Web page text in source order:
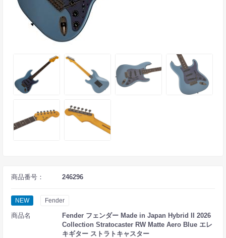
商品番号： 246296
NEW Fender
商品名
Fender フェンダー Made in Japan Hybrid II 2026
Collection Stratocaster RW Matte Aero Blue エレ
キギター ストラトキャスター